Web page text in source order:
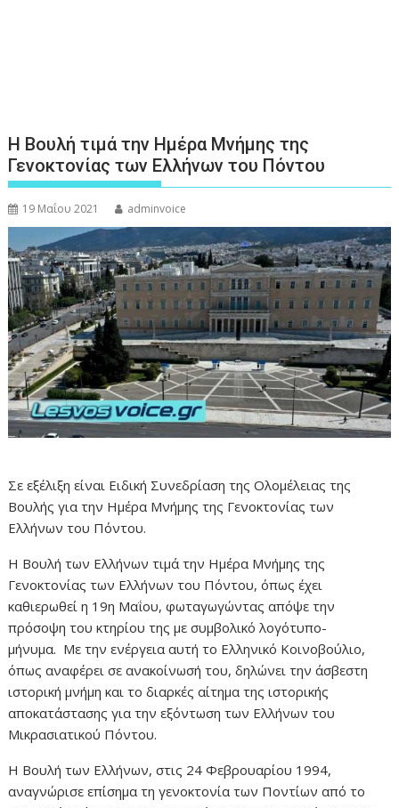
Η Βουλή τιμά την Ημέρα Μνήμης της
Γενοκτονίας των Ελλήνων του Πόντου
19 Μαΐου 2021 adminvoice
Σε εξέλιξη είναι Ειδική Συνεδρίαση της Ολομέλειας της
Βουλής για την Ημέρα Μνήμης της Γενοκτονίας των
Ελλήνων του Πόντου.
Η Βουλή των Ελλήνων τιμά την Ημέρα Μνήμης της
Γενοκτονίας των Ελλήνων του Πόντου, όπως έχει
καθιερωθεί η 19η Μαΐου, φωταγωγώντας απόψε την
πρόσοψη του κτηρίου της με συμβολικό λογότυπο-
μήνυμα. Με την ενέργεια αυτή το Ελληνικό Κοινοβούλιο,
όπως αναφέρει σε ανακοίνωσή του, δηλώνει την άσβεστη
ιστορική μνήμη και το διαρκές αίτημα της ιστορικής
αποκατάστασης για την εξόντωση των Ελλήνων του
Μικρασιατικού Πόντου.
Η Βουλή των Ελλήνων, στις 24 Φεβρουαρίου 1994,
αναγνώρισε επίσημα τη γενοκτονία των Ποντίων από το